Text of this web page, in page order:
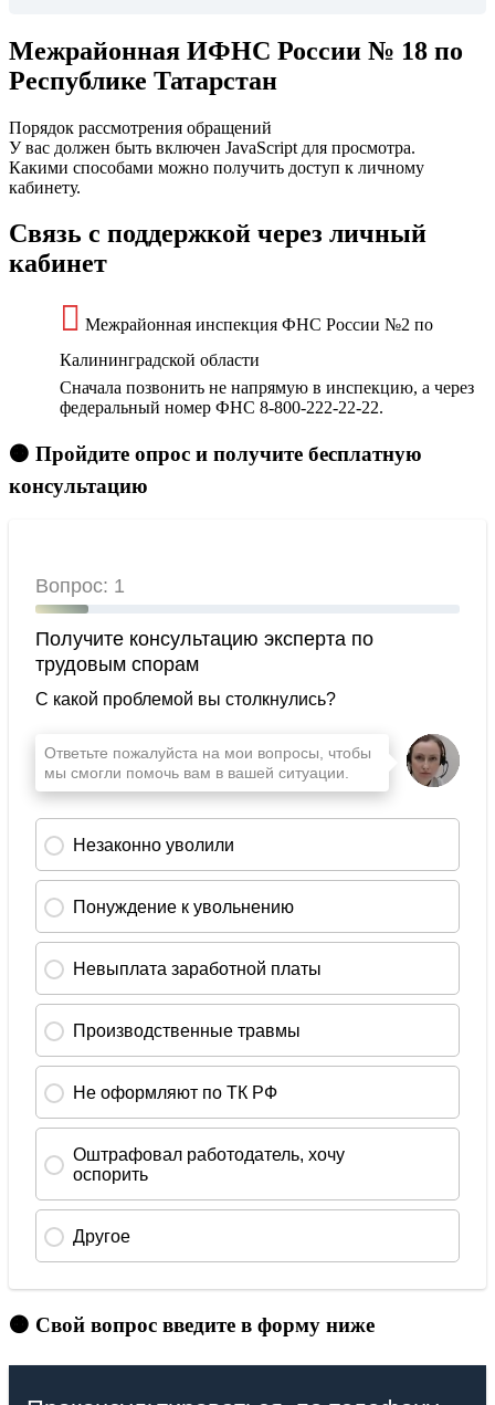
Межрайонная ИФНС России № 18 по
Республике Татарстан
Порядок рассмотрения обращений
У вас должен быть включен JavaScript для просмотра.
Какими способами можно получить доступ к личному
кабинету.
Связь с поддержкой через личный
кабинет
Межрайонная инспекция ФНС России №2 по
Калининградской области
Сначала позвонить не напрямую в инспекцию, а через
федеральный номер ФНС 8-800-222-22-22.
🟠 Пройдите опрос и получите бесплатную
консультацию
🟠 Свой вопрос введите в форму ниже